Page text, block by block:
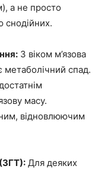
а не просто
снодійних.
З віком м’язова
спад.
масу.
відновлюючим
Для деяких